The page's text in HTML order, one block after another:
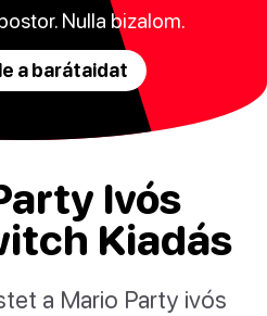
Nulla bizalom.
a barátaidat
Ivós
Kiadás
a Mario Party ivós